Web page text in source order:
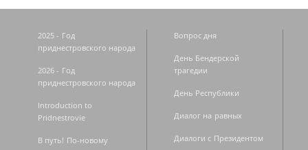
2025 - Год
приднестровского народа
2026 - Год
приднестровского народа
Introduction to
Pridnestrovie
В путь! По-новому
Вопрос дня
День Бендерской
трагедии
День Республики
Диалог на равных
Диалоги с Президентом